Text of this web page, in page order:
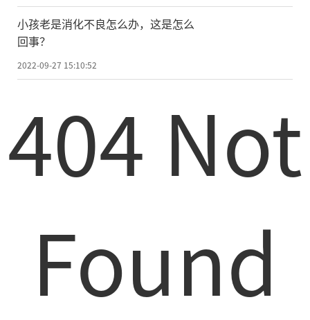
小孩老是消化不良怎么办，这是怎么
回事？
2022-09-27 15:10:52
404 Not
Found